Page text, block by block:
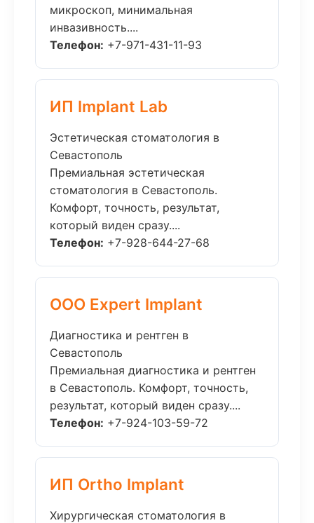
микроскоп, минимальная
инвазивность....
Телефон: +7-971-431-11-93
ИП Implant Lab
Эстетическая стоматология в
Севастополь
Премиальная эстетическая
стоматология в Севастополь.
Комфорт, точность, результат,
который виден сразу....
Телефон: +7-928-644-27-68
ООО Expert Implant
Диагностика и рентген в
Севастополь
Премиальная диагностика и рентген
в Севастополь. Комфорт, точность,
результат, который виден сразу....
Телефон: +7-924-103-59-72
ИП Ortho Implant
Хирургическая стоматология в